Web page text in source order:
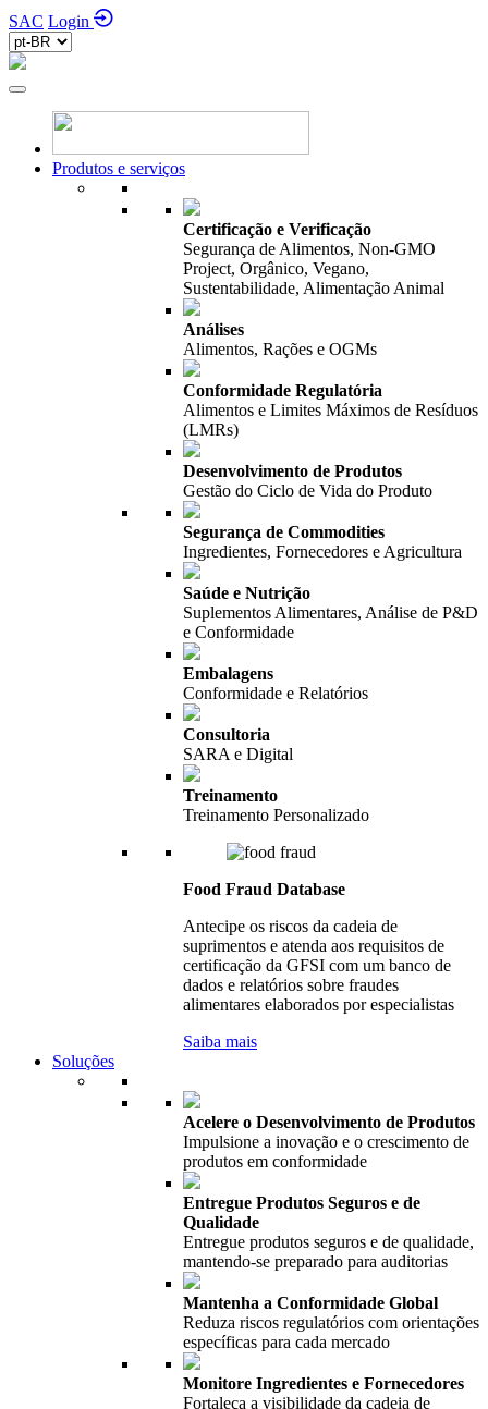
SAC Login
Produtos e serviços
Certificação e Verificação
Segurança de Alimentos, Non-GMO
Project, Orgânico, Vegano,
Sustentabilidade, Alimentação Animal
Análises
Alimentos, Rações e OGMs
Conformidade Regulatória
Alimentos e Limites Máximos de Resíduos
(LMRs)
Desenvolvimento de Produtos
Gestão do Ciclo de Vida do Produto
Segurança de Commodities
Ingredientes, Fornecedores e Agricultura
Saúde e Nutrição
Suplementos Alimentares, Análise de P&D
e Conformidade
Embalagens
Conformidade e Relatórios
Consultoria
SARA e Digital
Treinamento
Treinamento Personalizado
Food Fraud Database
Antecipe os riscos da cadeia de
suprimentos e atenda aos requisitos de
certificação da GFSI com um banco de
dados e relatórios sobre fraudes
alimentares elaborados por especialistas
Saiba mais
Soluções
Acelere o Desenvolvimento de Produtos
Impulsione a inovação e o crescimento de
produtos em conformidade
Entregue Produtos Seguros e de
Qualidade
Entregue produtos seguros e de qualidade,
mantendo-se preparado para auditorias
Mantenha a Conformidade Global
Reduza riscos regulatórios com orientações
específicas para cada mercado
Monitore Ingredientes e Fornecedores
Fortaleça a visibilidade da cadeia de